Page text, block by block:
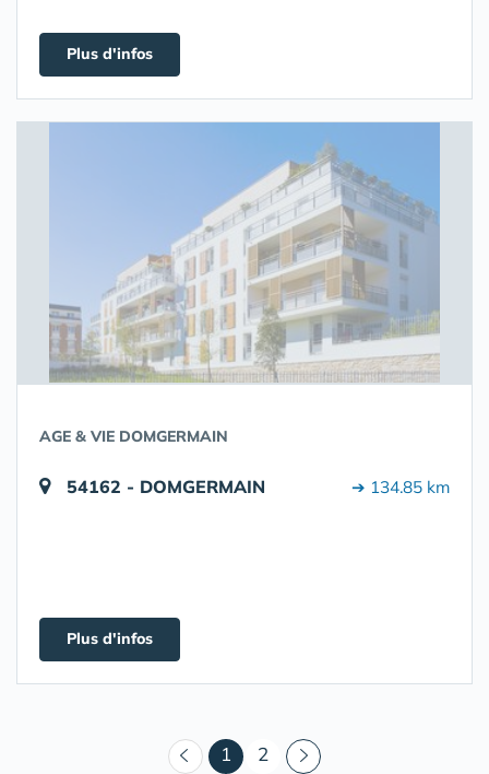
Plus d'infos
AGE & VIE DOMGERMAIN
54162 - DOMGERMAIN ➔ 134.85 km
Plus d'infos
1 (courant)
2